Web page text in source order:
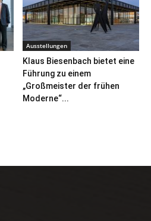
Ausstellungen
Klaus Biesenbach bietet eine
Führung zu einem
„Großmeister der frühen
Moderne“...